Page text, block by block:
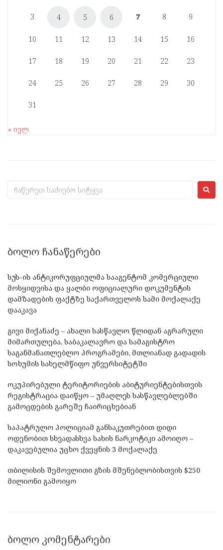
3 4 5 6 7 8 9
10 11 12 13 14 15 16
17 18 19 20 21 22 23
24 25 26 27 28 29 30
31
« ივლ
ᲑᲝᲚᲝ ᲩᲐᲜᲐᲬᲔᲠᲔᲑᲘ
სუს-ის ანტიკორუფციულმა სააგენტომ კომერციული
მოსყიდვისა და ყალბი ოფიციალური დოკუმენტის
დამზადების ფაქტზე საქართველოს სამი მოქალაქე
დააკავა
გივი მიქანაძე – ახალი სასწავლო წლიდან აგრარული
მიმართულება, საბაკალავრო და სამაგისტრო
საგანმანათლებლო პროგრამები, მთლიანად გადადის
სოხუმის სახელმწიფო უნვერსიტეტში
ოკუპირებული ტერიტორიების აბიტურიენტებისთვის
რეგისტრაცია დაიწყო – უმაღლეს სასწავლებლებში
გამოცდების გარეშე ჩაირიცხებიან
საპატრულო პოლიციამ განსაკუთრებით დიდი
ოდენობით სხვადასხვა სახის ნარკოტიკი ამოიღო –
დაკავებულია უცხო ქვეყნის 3 მოქალაქე
თბილისის შემოვლითი გზის მშენებლობისთვის $250
მილიონი გამოიყო
ᲑᲝᲚᲝ ᲙᲝᲛᲔᲜᲢᲐᲠᲔᲑᲘ